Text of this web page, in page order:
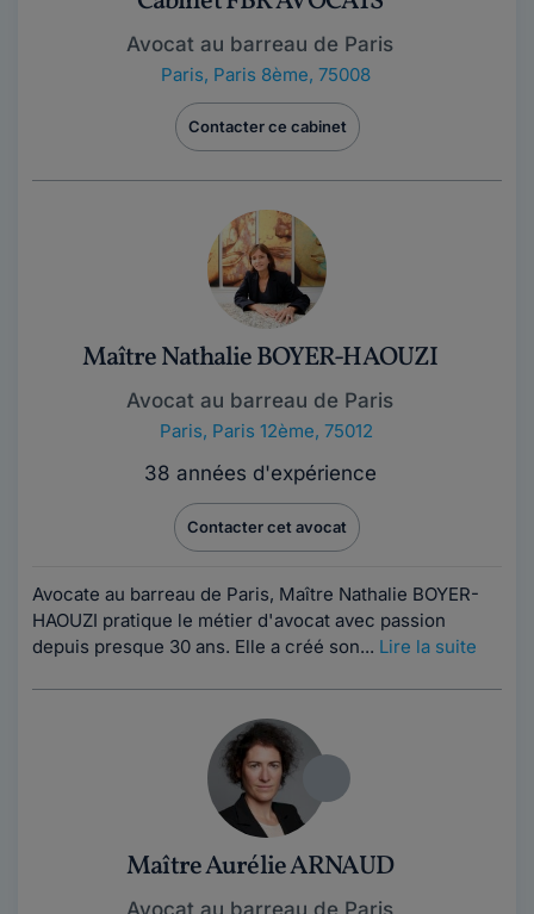
Avocat au barreau de Paris
Paris, Paris 8ème, 75008
Contacter ce cabinet
Maître Nathalie BOYER-HAOUZI
Avocat au barreau de Paris
Paris, Paris 12ème, 75012
38 années d'expérience
Contacter cet avocat
Avocate au barreau de Paris, Maître Nathalie BOYER-
HAOUZI pratique le métier d'avocat avec passion
depuis presque 30 ans. Elle a créé son... Lire la suite
Maître Aurélie ARNAUD
Avocat au barreau de Paris